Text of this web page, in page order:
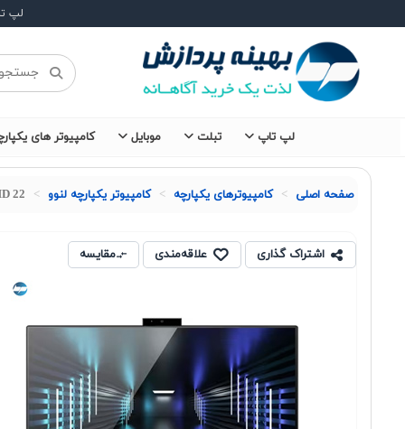
لپ
لپ تاپ تبلت موبایل کامپیوتر های
صفحه اصلی کامپیوترهای یکپارچه کامپیوتر یکپارچه لنوو 22
اشتراک گذاری علاقه‌مندی مقایسه